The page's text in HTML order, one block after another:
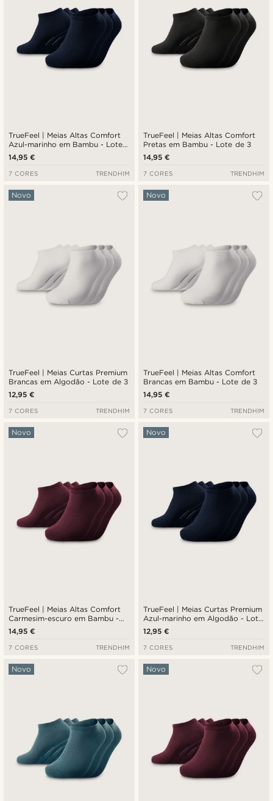
TrueFeel | Meias Altas Comfort
Azul-marinho em Bambu - Lote
de 3
14,95 €
7 CORES TRENDHIM
TrueFeel | Meias Altas Comfort
Pretas em Bambu - Lote de 3
14,95 €
7 CORES TRENDHIM
TrueFeel | Meias Curtas Premium
Brancas em Algodão - Lote de 3
Novo
12,95 €
7 CORES TRENDHIM
TrueFeel | Meias Altas Comfort
Brancas em Bambu - Lote de 3
Novo
14,95 €
7 CORES TRENDHIM
TrueFeel | Meias Altas Comfort
Carmesim-escuro em Bambu -
Lote de 3
Novo
14,95 €
7 CORES TRENDHIM
TrueFeel | Meias Curtas Premium
Azul-marinho em Algodão - Lote
de 3
Novo
12,95 €
7 CORES TRENDHIM
Novo Novo